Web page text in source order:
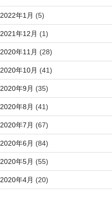
2022年1月 (5)
2021年12月 (1)
2020年11月 (28)
2020年10月 (41)
2020年9月 (35)
2020年8月 (41)
2020年7月 (67)
2020年6月 (84)
2020年5月 (55)
2020年4月 (20)